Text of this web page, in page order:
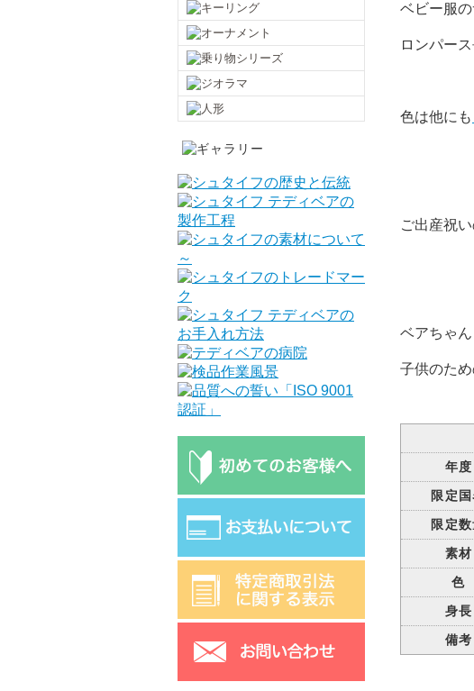
ベビー服
ロンパー
色は他にも
ご出産祝
ベアちゃん
子供のた
年度
限定国
限定
素材
色
身長
備考